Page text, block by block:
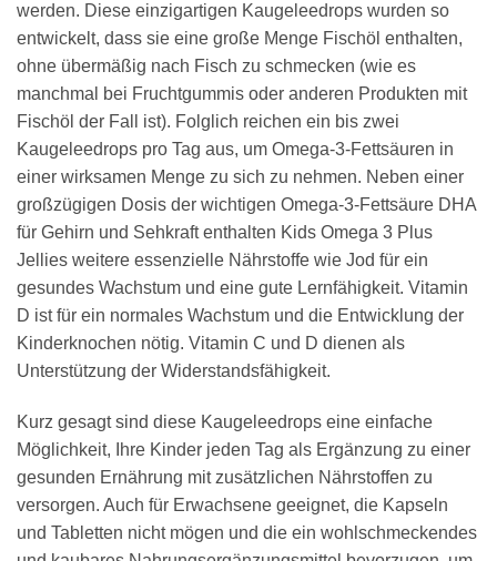
werden. Diese einzigartigen Kaugeleedrops wurden so
entwickelt, dass sie eine große Menge Fischöl enthalten,
ohne übermäßig nach Fisch zu schmecken (wie es
manchmal bei Fruchtgummis oder anderen Produkten mit
Fischöl der Fall ist). Folglich reichen ein bis zwei
Kaugeleedrops pro Tag aus, um Omega-3-Fettsäuren in
einer wirksamen Menge zu sich zu nehmen. Neben einer
großzügigen Dosis der wichtigen Omega-3-Fettsäure DHA
für Gehirn und Sehkraft enthalten Kids Omega 3 Plus
Jellies weitere essenzielle Nährstoffe wie Jod für ein
gesundes Wachstum und eine gute Lernfähigkeit. Vitamin
D ist für ein normales Wachstum und die Entwicklung der
Kinderknochen nötig. Vitamin C und D dienen als
Unterstützung der Widerstandsfähigkeit.
Kurz gesagt sind diese Kaugeleedrops eine einfache
Möglichkeit, Ihre Kinder jeden Tag als Ergänzung zu einer
gesunden Ernährung mit zusätzlichen Nährstoffen zu
versorgen. Auch für Erwachsene geeignet, die Kapseln
und Tabletten nicht mögen und die ein wohlschmeckendes